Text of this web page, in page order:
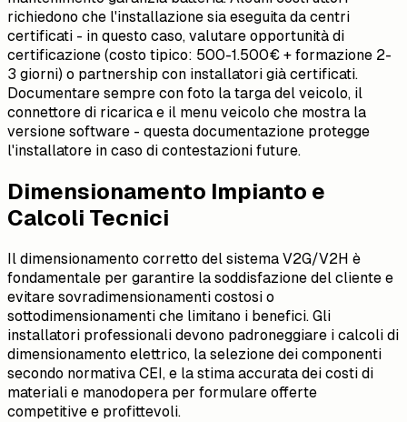
richiedono che l'installazione sia eseguita da centri
certificati - in questo caso, valutare opportunità di
certificazione (costo tipico: 500-1.500€ + formazione 2-
3 giorni) o partnership con installatori già certificati.
Documentare sempre con foto la targa del veicolo, il
connettore di ricarica e il menu veicolo che mostra la
versione software - questa documentazione protegge
l'installatore in caso di contestazioni future.
Dimensionamento Impianto e
Calcoli Tecnici
Il dimensionamento corretto del sistema V2G/V2H è
fondamentale per garantire la soddisfazione del cliente e
evitare sovradimensionamenti costosi o
sottodimensionamenti che limitano i benefici. Gli
installatori professionali devono padroneggiare i calcoli di
dimensionamento elettrico, la selezione dei componenti
secondo normativa CEI, e la stima accurata dei costi di
materiali e manodopera per formulare offerte
competitive e profittevoli.